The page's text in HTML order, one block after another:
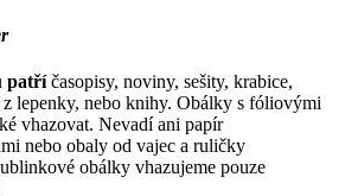
patříčasopisy, noviny, sešity, krabice,
lepenky, nebo knihy. Obálky s fóliovými
vhazovat. Nevadí ani papír
nebo obaly od vajec a ruličky
obálky vhazujeme pouze